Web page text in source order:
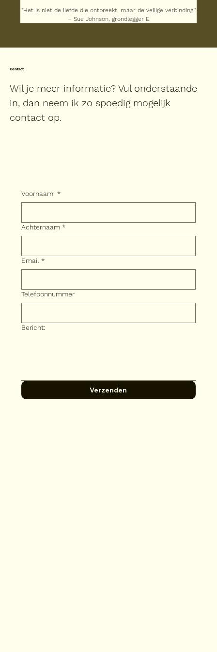
"Het is niet de liefde die ontbreekt, maar de veilige verbinding."
– Sue Johnson, grondlegger E
Contact
Wil je meer informatie? Vul onderstaande
in, dan neem ik zo spoedig mogelijk
contact op.
Voornaam *
Achternaam *
Email *
Telefoonnummer
Bericht:
Verzenden